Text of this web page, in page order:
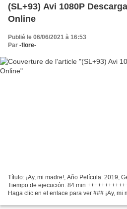
(SL+93) Avi 1080P
Online
Publié le 06/06/2021 à 16:53
Par -flore-
Título: ¡Ay, mi madre!, Año Película: 2019,
Tiempo de ejecución: 84 min
Haga clic en el enlace para ver ### ¡Ay, mi